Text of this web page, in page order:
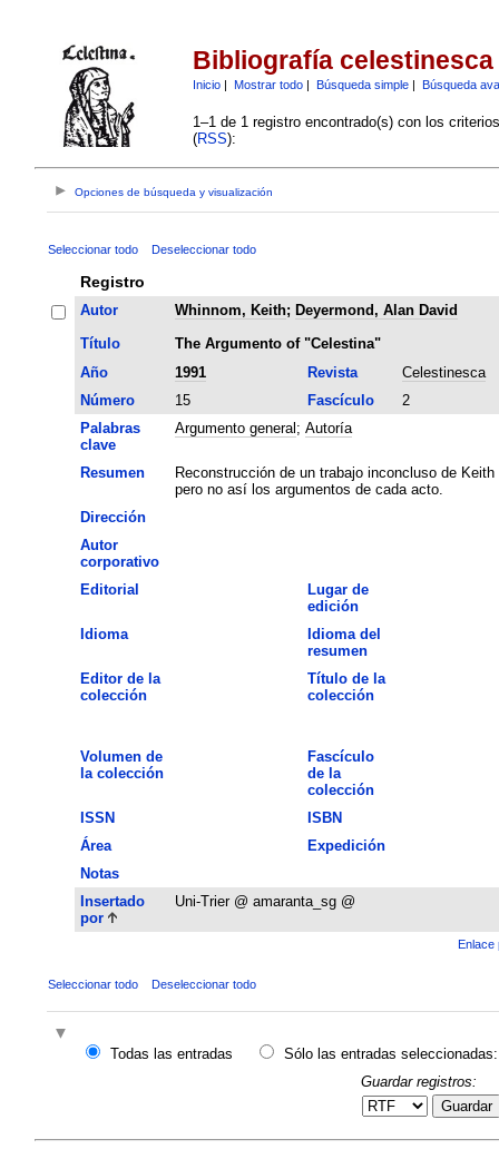
Bibliografía celestinesca
Inicio| Mostrar todo| Búsqueda simple| Búsqueda
1–1 de 1 registro encontrado(s) con los
(RSS):
Opciones de búsqueda y visualización
Seleccionar todo Deseleccionar todo
Registro
Autor Whinnom, Keith; Deyermond, Alan David
Título
The Argumento of "Celestina"
Año
1991 Revista
Celestinesca
Número
15 Fascículo
2
Palabras
clave
Argumento general ; Autoría
Resumen
Reconstrucción de un trabajo inconcluso de
pero no así los argumentos de cada acto.
Dirección
Autor
corporativo
Editorial
Lugar de
edición
Idioma
Idioma del
resumen
Editor de la
colección
Título de la
colección
Volumen de
la colección
Fascículo
de la
colección
ISSN
ISBN
Área
Expedición
Notas
Insertado
por
Uni-Trier @ amaranta_sg @
Enlace
Seleccionar todo Deseleccionar todo
Todas las entradas
Sólo las entradas seleccionadas:
Guardar registros:
Guardar